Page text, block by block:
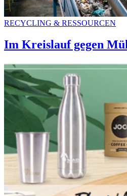
RECYCLING & RESSOURCEN
Im Kreislauf gegen